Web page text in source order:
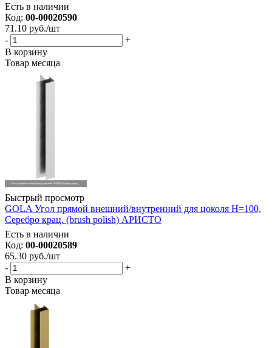
Есть в наличии
Код: 00-00020590
71.10 руб./шт
-
+
В корзину
Товар месяца
Быстрый просмотр
GOLA Угол прямой внешний/внутренний для цоколя Н=100,
Серебро крац. (brush polish) АРИСТО
Есть в наличии
Код: 00-00020589
65.30 руб./шт
-
+
В корзину
Товар месяца